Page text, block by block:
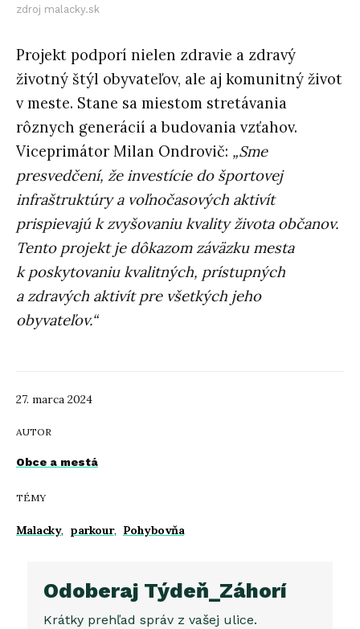
27. marca 2024
AUTOR
Obce a mestá
TÉMY
Malacky, parkour, Pohybovňa
zdroj malacky.sk
Projekt podporí nielen zdravie a zdravý
životný štýl obyvateľov, ale aj komunitný život
v meste. Stane sa miestom stretávania
rôznych generácií a budovania vzťahov.
Viceprimátor Milan Ondrovič: „Sme
presvedčení, že investície do športovej
infraštruktúry a voľnočasových aktivít
prispievajú k zvyšovaniu kvality života občanov.
Tento projekt je dôkazom záväzku mesta
k poskytovaniu kvalitných, prístupných
a zdravých aktivít pre všetkých jeho
obyvateľov.“
Odoberaj Týdeň_Záhorí
Krátky prehľad správ z vašej ulice.